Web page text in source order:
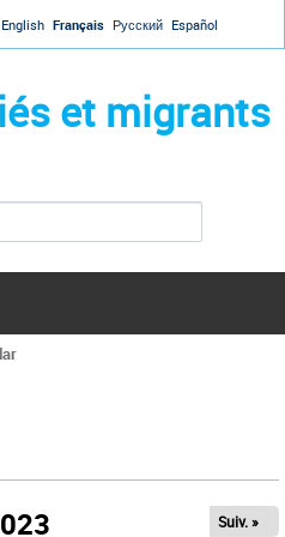
navigation
English Français Русский Español
et migrants
Suiv. »